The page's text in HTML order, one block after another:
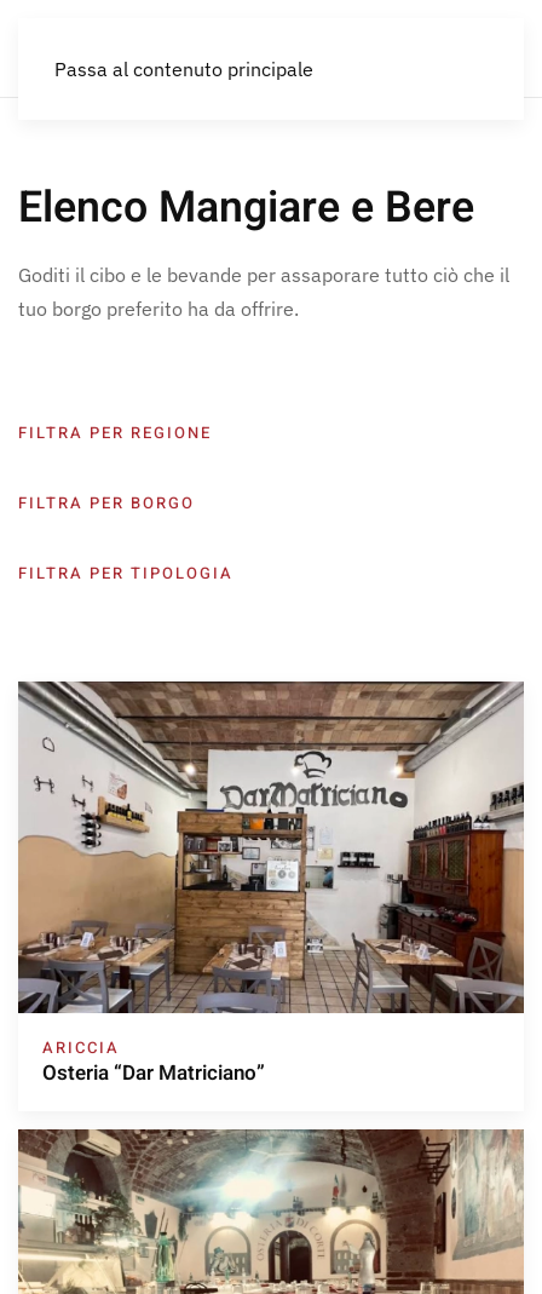
Passa al contenuto principale
Elenco Mangiare e Bere
Goditi il cibo e le bevande per assaporare tutto ciò che il
tuo borgo preferito ha da offrire.
FILTRA PER REGIONE
FILTRA PER BORGO
FILTRA PER TIPOLOGIA
ARICCIA
Osteria “Dar Matriciano”